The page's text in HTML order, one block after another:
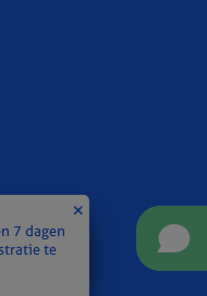
7 dagen
te